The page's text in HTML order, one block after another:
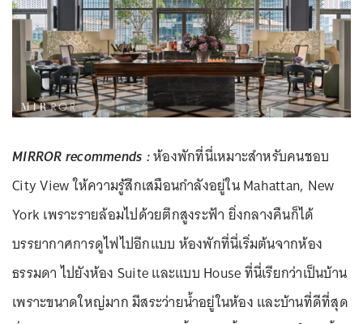
MIRROR recommends :ห้องพักที่นี่เหมาะสำหรับคนชอบ
City View ให้ความรู้สึกเสมือนกำลังอยู่ใน Mahattan, New
York เพราะรายล้อมไปด้วยตึกสูงระฟ้า ยิ่งกลางคืนก็ได้
บรรยากาศการดูไฟไปอีกแบบ ห้องพักที่นี่เริ่มต้นจากห้อง
ธรรมดา ไปยังห้อง Suite และแบบ House ที่นี่เรียกว่าเป็นบ้าน
เพราะขนาดใหญ่มาก มีสระว่ายน้ำอยู่ในห้อง และบ้านที่ดีที่สุด